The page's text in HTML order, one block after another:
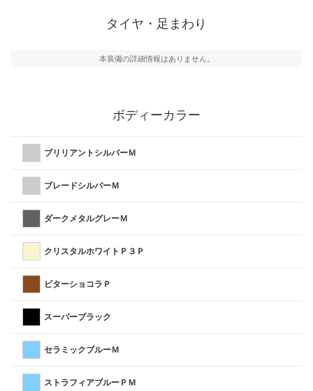
タイヤ・足まわり
本装備の詳細情報はありません。
ボディーカラー
ブリリアントシルバーＭ
ブレードシルバーＭ
ダークメタルグレーＭ
クリスタルホワイトＰ３Ｐ
ビターショコラＰ
スーパーブラック
セラミックブルーＭ
ストラフィアブルーＰＭ